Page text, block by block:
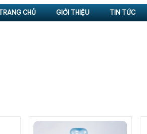
CHỦ GIỚI THIỆU TIN TỨC